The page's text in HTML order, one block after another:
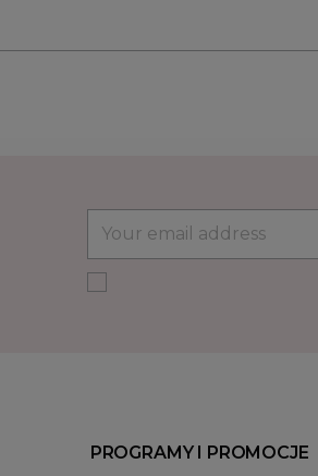
PROGRAMY I PROMOCJE